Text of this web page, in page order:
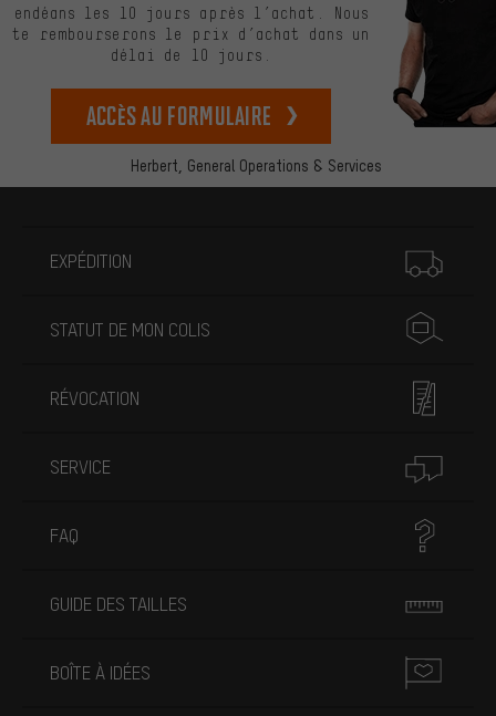
Herbert, General Operations & Services
endéans les 10 jours après l’achat. Nous
te rembourserons le prix d’achat dans un
délai de 10 jours.
Accès au formulaire
EXPÉDITION
STATUT DE MON COLIS
RÉVOCATION
SERVICE
FAQ
GUIDE DES TAILLES
BOÎTE À IDÉES